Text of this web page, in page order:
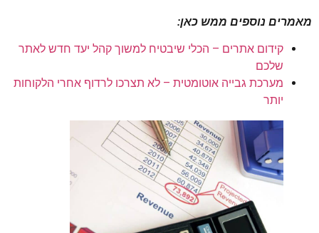
מאמרים נוספים ממש כאן:
קידום אתרים – הכלי שיבטיח למשוך קהל יעד חדש לאתר
שלכם
מערכת גבייה אוטומטית – לא תצרכו לרדוף אחרי הלקוחות
יותר